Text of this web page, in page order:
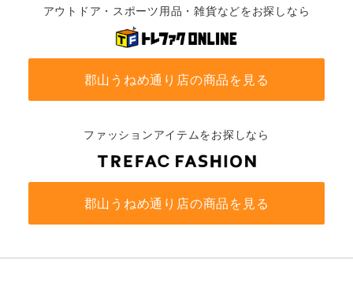
アウトドア・スポーツ用品・雑貨などをお探しなら
郡山うねめ通り店の商品を見る
ファッションアイテムをお探しなら
郡山うねめ通り店の商品を見る